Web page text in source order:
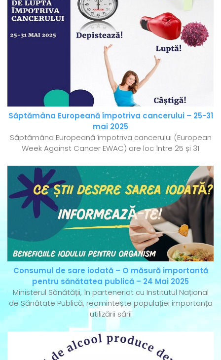
Săptămâna Europeană împotriva cancerului – 25-31
mai 2025
Săptămâna Europeană împotriva cancerului (European
Week Against Cancer EWAC) are loc între 25 și 31
Consumul de sare iodată – O măsură importantă
pentru sănătatea publică – 24 Mai 2025
Ministerul Sănătății, în parteneriat cu Institutul Național
de Sănătate Publică, reamintește populației importanța
utilizării sării